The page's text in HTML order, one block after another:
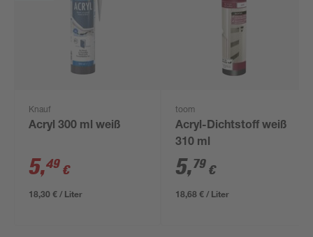
Knauf
Acryl 300 ml weiß
5,49 €
18,30 € / Liter
toom
Acryl-Dichtstoff weiß
310 ml
5,79 €
18,68 € / Liter